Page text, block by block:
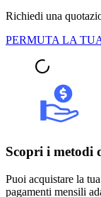
Richiedi una
PERMUTA LA
Scopri i metodi
Puoi acquistare la
pagamenti mensili